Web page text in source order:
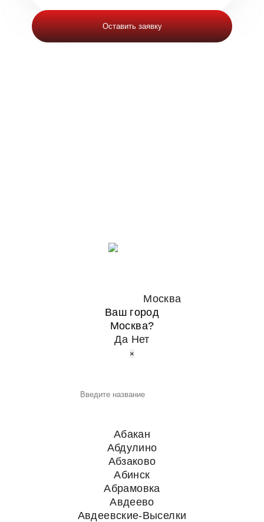
Оставить заявку
Москва
Ваш город
Москва?
Да Нет
×
Абакан
Абдулино
Абзаково
Абинск
Абрамовка
Авдеево
Авдеевские-Выселки